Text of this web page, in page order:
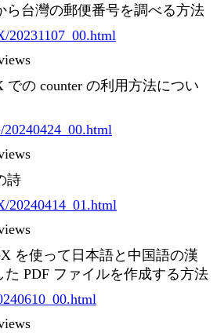
ら台灣の郵便番号を調べる方法
20231107_00.html
での counter の利用方法につい
20240424_00.html
詩
20240414_01.html
を使って日本語と中国語の漢
た PDF ファイルを作成する方法